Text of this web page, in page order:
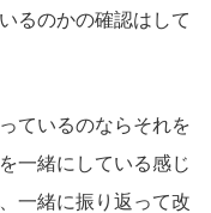
るのかの確認はして
ているのならそれを
一緒にしている感じ
一緒に振り返って改